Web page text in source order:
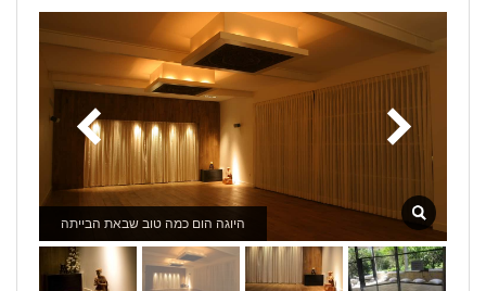
היוגה הום כמה טוב שבאת הבייתה